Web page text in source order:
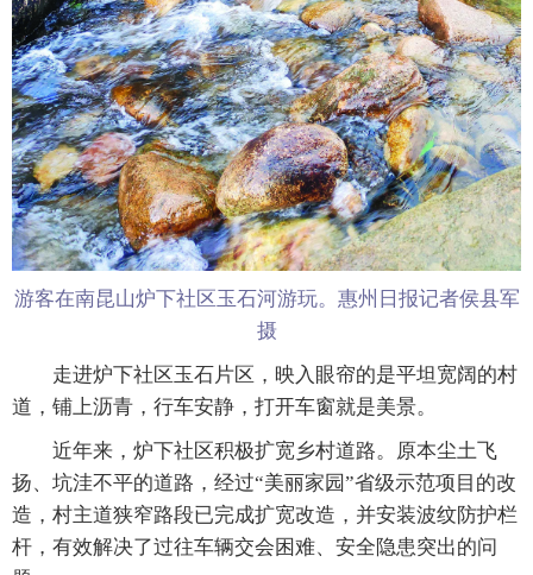
游客在南昆山炉下社区玉石河游玩。惠州日报记者侯县军
摄
走进炉下社区玉石片区，映入眼帘的是平坦宽阔的村
道，铺上沥青，行车安静，打开车窗就是美景。
近年来，炉下社区积极扩宽乡村道路。原本尘土飞
扬、坑洼不平的道路，经过“美丽家园”省级示范项目的改
造，村主道狭窄路段已完成扩宽改造，并安装波纹防护栏
杆，有效解决了过往车辆交会困难、安全隐患突出的问